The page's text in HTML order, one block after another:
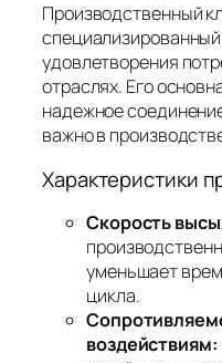
Производственный
удовлетворения
отраслях. Его
надежное
важно в
Характеристики
Скорость
уменьшает
цикла.
воздействиям: